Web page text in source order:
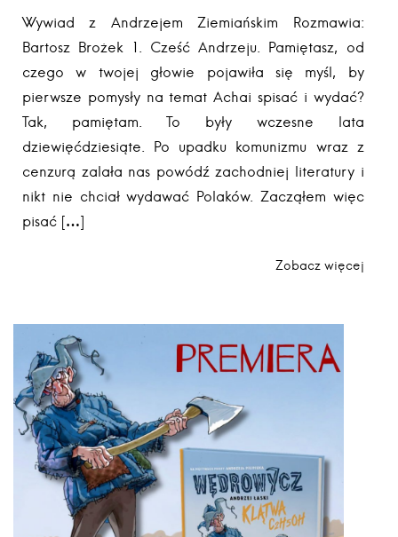
Wywiad z Andrzejem Ziemiańskim Rozmawia:
Bartosz Brożek 1. Cześć Andrzeju. Pamiętasz, od
czego w twojej głowie pojawiła się myśl, by
pierwsze pomysły na temat Achai spisać i wydać?
Tak, pamiętam. To były wczesne lata
dziewięćdziesiąte. Po upadku komunizmu wraz z
cenzurą zalała nas powódź zachodniej literatury i
nikt nie chciał wydawać Polaków. Zacząłem więc
pisać […]
Zobacz więcej